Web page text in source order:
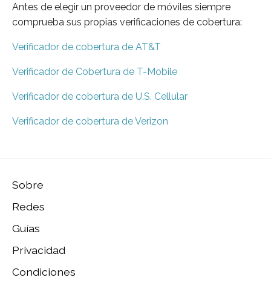
Antes de elegir un proveedor de móviles siempre
comprueba sus propias verificaciones de cobertura:
Verificador de cobertura de AT&T
Verificador de Cobertura de T-Mobile
Verificador de cobertura de U.S. Cellular
Verificador de cobertura de Verizon
Sobre
Redes
Guías
Privacidad
Condiciones